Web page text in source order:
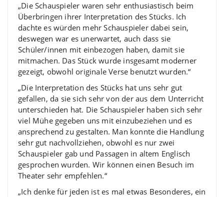
„Die Schauspieler waren sehr enthusiastisch beim
Überbringen ihrer Interpretation des Stücks. Ich
dachte es würden mehr Schauspieler dabei sein,
deswegen war es unerwartet, auch dass sie
Schüler/innen mit einbezogen haben, damit sie
mitmachen. Das Stück wurde insgesamt moderner
gezeigt, obwohl originale Verse benutzt wurden.“
„Die Interpretation des Stücks hat uns sehr gut
gefallen, da sie sich sehr von der aus dem Unterricht
unterschieden hat. Die Schauspieler haben sich sehr
viel Mühe gegeben uns mit einzubeziehen und es
ansprechend zu gestalten. Man konnte die Handlung
sehr gut nachvollziehen, obwohl es nur zwei
Schauspieler gab und Passagen in altem Englisch
gesprochen wurden. Wir können einen Besuch im
Theater sehr empfehlen.“
„Ich denke für jeden ist es mal etwas Besonderes, ein